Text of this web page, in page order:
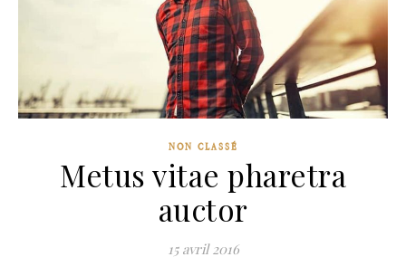
NON CLASSÉ
Metus vitae pharetra
auctor
15 avril 2016